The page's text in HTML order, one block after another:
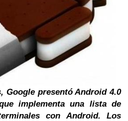
GooglepresentóAndroid 4.0
implementa una lista de
con Android. Los